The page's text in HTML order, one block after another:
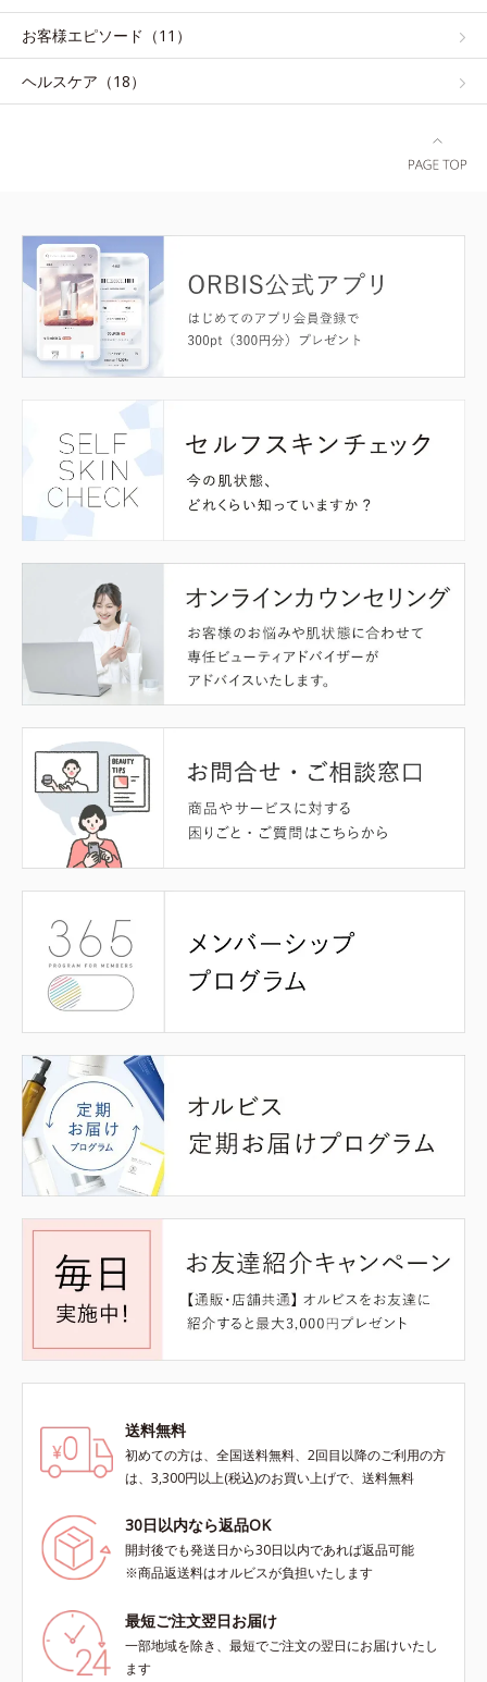
お客様エピソード（11）
ヘルスケア（18）
送料無料
初めての方は、全国送料無料、2回目以降のご利用の方
は、3,300円以上(税込)のお買い上げで、送料無料
30日以内なら返品OK
開封後でも発送日から30日以内であれば返品可能
※商品返送料はオルビスが負担いたします
最短ご注文翌日お届け
一部地域を除き、最短でご注文の翌日にお届けいたし
ます